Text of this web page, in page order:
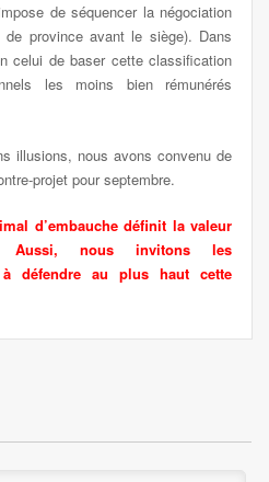
de séquencer la négociation
de province avant le siège). Dans
celui de baser cette classification
les moins bien rémunérés
illusions, nous avons convenu de
projet pour septembre.
d’embauche définit la valeur
Aussi, nous invitons les
à défendre au plus haut cette